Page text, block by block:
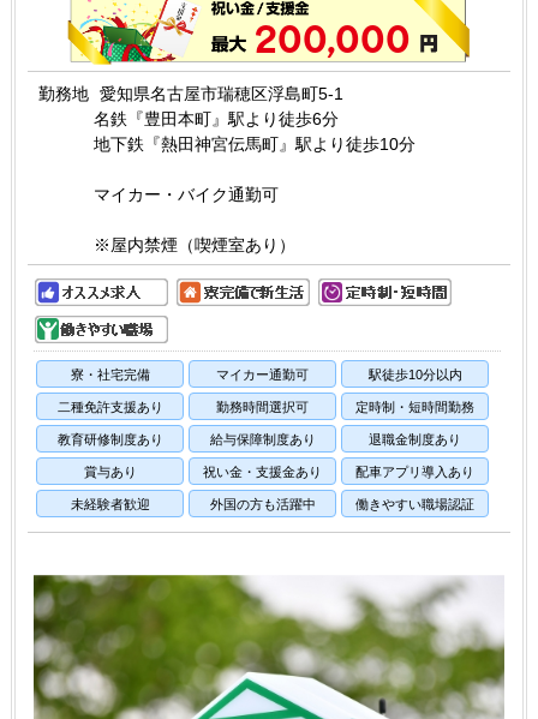
200,000
勤務地 愛知県名古屋市瑞穂区浮島町5-1
名鉄『豊田本町』駅より徒歩6分
地下鉄『熱田神宮伝馬町』駅より徒歩10分
マイカー・バイク通勤可
※屋内禁煙（喫煙室あり）
寮・社宅完備 マイカー通勤可 駅徒歩10分以内
二種免許支援あり 勤務時間選択可 定時制・短時間勤務
教育研修制度あり 給与保障制度あり 退職金制度あり
賞与あり 祝い金・支援金あり 配車アプリ導入あり
未経験者歓迎 外国の方も活躍中 働きやすい職場認証